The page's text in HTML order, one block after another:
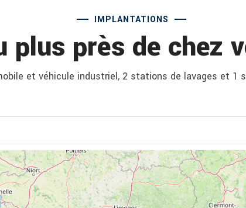
IMPLANTATIONS
plus près de chez
et véhicule industriel, 2 stations de lavages et 1